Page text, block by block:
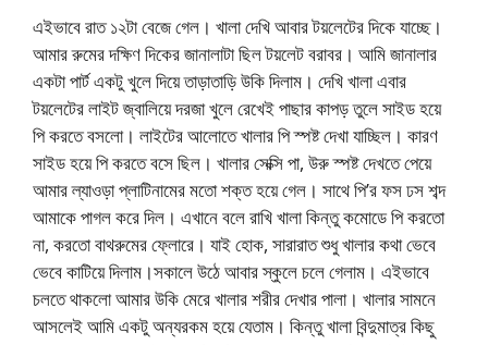
এইভাবে রাত ১২টা বেজে গেল। খালা দেখি আবার টয়লেটের দিকে যাচ্ছে।
আমার রুমের দক্ষিণ দিকের জানালাটা ছিল টয়লেট বরাবর। আমি জানালার
একটা পার্ট একটু খুলে দিয়ে তাড়াতাড়ি উকি দিলাম। দেখি খালা এবার
টয়লেটের লাইট জ্বালিয়ে দরজা খুলে রেখেই পাছার কাপড় তুলে সাইড হয়ে
পি করতে বসলো। লাইটের আলোতে খালার পি স্পষ্ট দেখা যাচ্ছিল। কারণ
সাইড হয়ে পি করতে বসে ছিল। খালার সেক্সি পা, উরু স্পষ্ট দেখতে পেয়ে
আমার ল্যাওড়া প্লাটিনামের মতো শক্ত হয়ে গেল। সাথে পি’র ফস ঢস শব্দ
আমাকে পাগল করে দিল। এখানে বলে রাখি খালা কিন্তু কমোডে পি করতো
না, করতো বাথরুমের ফ্লোরে। যাই হোক, সারারাত শুধু খালার কথা ভেবে
ভেবে কাটিয়ে দিলাম।সকালে উঠে আবার স্কুলে চলে গেলাম। এইভাবে
চলতে থাকলো আমার উকি মেরে খালার শরীর দেখার পালা। খালার সামনে
আসলেই আমি একটু অন্যরকম হয়ে যেতাম। কিন্তু খালা বিন্দুমাত্র কিছু